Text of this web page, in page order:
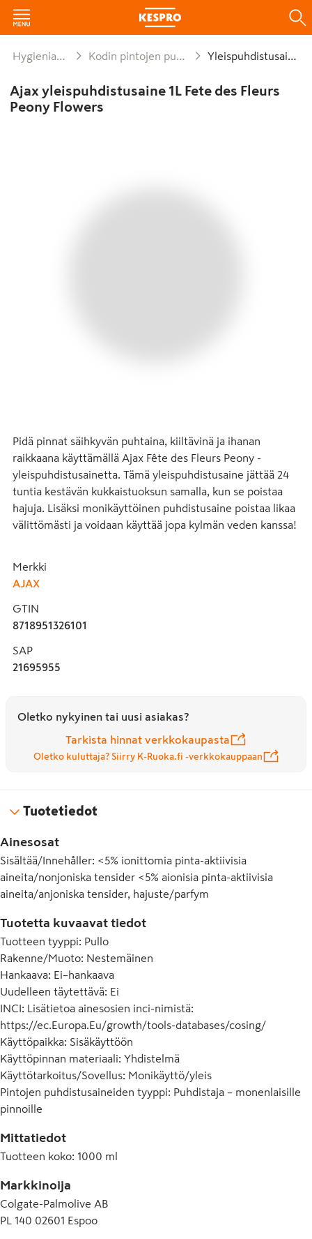
Hygienia ja siivous Kodin pintojen puhdistusaineet Yleispuhdistusaineet
Ajax yleispuhdistusaine 1L Fete des Fleurs
Peony Flowers
Pidä pinnat säihkyvän puhtaina, kiiltävinä ja ihanan
raikkaana käyttämällä Ajax Fête des Fleurs Peony -
yleispuhdistusainetta. Tämä yleispuhdistusaine jättää 24
tuntia kestävän kukkaistuoksun samalla, kun se poistaa
hajuja. Lisäksi monikäyttöinen puhdistusaine poistaa likaa
välittömästi ja voidaan käyttää jopa kylmän veden kanssa!
Merkki
AJAX
GTIN
8718951326101
SAP
21695955
Oletko nykyinen tai uusi asiakas?
Tarkista hinnat verkkokaupasta
Oletko kuluttaja? Siirry K-Ruoka.fi -verkkokauppaan
Tuotetiedot
Ainesosat
Sisältää/Innehåller: <5% ionittomia pinta-aktiivisia
aineita/nonjoniska tensider <5% aionisia pinta-aktiivisia
aineita/anjoniska tensider, hajuste/parfym
Tuotetta kuvaavat tiedot
Tuotteen tyyppi: Pullo
Rakenne/Muoto: Nestemäinen
Hankaava: Ei–hankaava
Uudelleen täytettävä: Ei
INCI: Lisätietoa ainesosien inci-nimistä:
https://ec.Europa.Eu/growth/tools-databases/cosing/
Käyttöpaikka: Sisäkäyttöön
Käyttöpinnan materiaali: Yhdistelmä
Käyttötarkoitus/Sovellus: Monikäyttö/yleis
Pintojen puhdistusaineiden tyyppi: Puhdistaja – monenlaisille
pinnoille
Mittatiedot
Tuotteen koko: 1000 ml
Markkinoija
Colgate-Palmolive AB
PL 140 02601 Espoo